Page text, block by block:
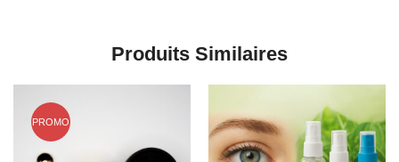
Produits Similaires
PROMO